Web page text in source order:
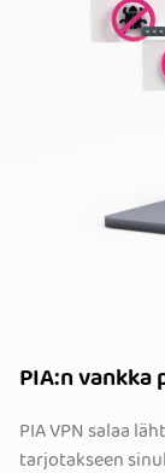
PIA:n
PIA VPN salaa
tarjotakseen